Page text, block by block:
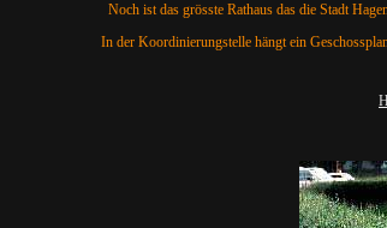
Noch ist das grösste Rathaus das die Stadt
In der Koordinierungstelle hängt ein